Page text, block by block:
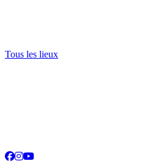
Tous les lieux